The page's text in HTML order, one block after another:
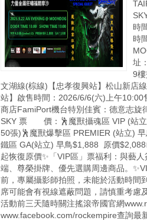
時
時
址
9
文湖線(棕線)【忠孝復興站】松山新店
站】啟售時間：2026/6/6(六)上午10:00
商店FamiPort機台特別佳賓：德意志旋
SKY 票 價：🕺魔獸攝魂區 VIP (站立
50張)🕺魔獸爆擊區 PREMIER (站立)
鐵區 GA(站立) 早鳥$1,888 原價
起恢復原價✨「VIP區」票福利：與藝
端、尊榮掛牌、優先選購周邊商品。
前，專屬攝影師拍照，未能於活動時
席可能會有視線遮蔽問題，請慎重考
活動前三天隨時關注搖滾帝國官網
www.facebook.com/rockempire查詢最